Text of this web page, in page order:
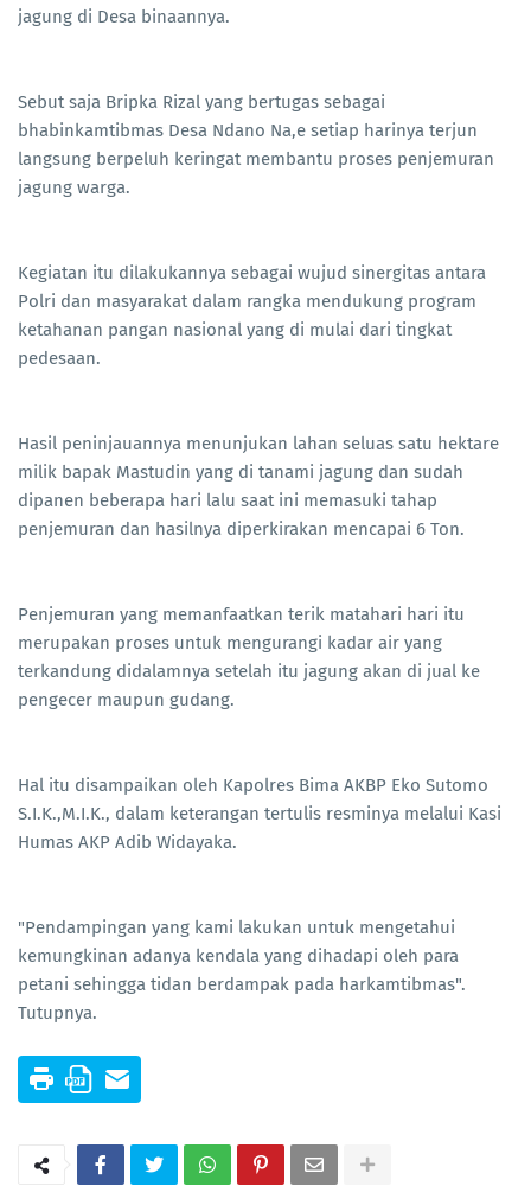
jagung di Desa binaannya.
Sebut saja Bripka Rizal yang bertugas sebagai
bhabinkamtibmas Desa Ndano Na,e setiap harinya terjun
langsung berpeluh keringat membantu proses penjemuran
jagung warga.
Kegiatan itu dilakukannya sebagai wujud sinergitas antara
Polri dan masyarakat dalam rangka mendukung program
ketahanan pangan nasional yang di mulai dari tingkat
pedesaan.
Hasil peninjauannya menunjukan lahan seluas satu hektare
milik bapak Mastudin yang di tanami jagung dan sudah
dipanen beberapa hari lalu saat ini memasuki tahap
penjemuran dan hasilnya diperkirakan mencapai 6 Ton.
Penjemuran yang memanfaatkan terik matahari hari itu
merupakan proses untuk mengurangi kadar air yang
terkandung didalamnya setelah itu jagung akan di jual ke
pengecer maupun gudang.
Hal itu disampaikan oleh Kapolres Bima AKBP Eko Sutomo
S.I.K.,M.I.K., dalam keterangan tertulis resminya melalui Kasi
Humas AKP Adib Widayaka.
"Pendampingan yang kami lakukan untuk mengetahui
kemungkinan adanya kendala yang dihadapi oleh para
petani sehingga tidan berdampak pada harkamtibmas".
Tutupnya.